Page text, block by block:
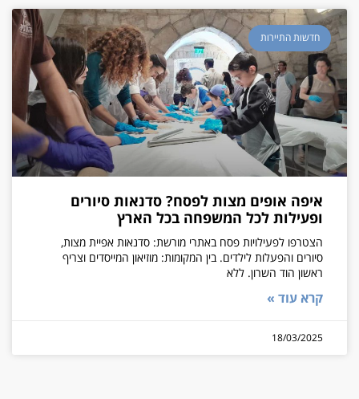
חדשות התיירות
איפה אופים מצות לפסח? סדנאות סיורים
ופעילות לכל המשפחה בכל הארץ
הצטרפו לפעילויות פסח באתרי מורשת: סדנאות אפיית מצות,
סיורים והפעלות לילדים. בין המקומות: מוזיאון המייסדים וצריף
ראשון הוד השרון. ללא
קרא עוד »
18/03/2025